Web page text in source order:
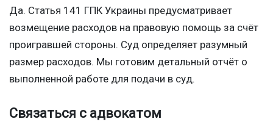
Да. Статья 141 ГПК Украины предусматривает
возмещение расходов на правовую помощь за счёт
проигравшей стороны. Суд определяет разумный
размер расходов. Мы готовим детальный отчёт о
выполненной работе для подачи в суд.
Связаться с адвокатом